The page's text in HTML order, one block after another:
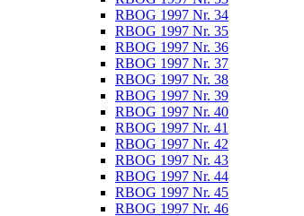
RBOG 1997 Nr. 34
RBOG 1997 Nr. 35
RBOG 1997 Nr. 36
RBOG 1997 Nr. 37
RBOG 1997 Nr. 38
RBOG 1997 Nr. 39
RBOG 1997 Nr. 40
RBOG 1997 Nr. 41
RBOG 1997 Nr. 42
RBOG 1997 Nr. 43
RBOG 1997 Nr. 44
RBOG 1997 Nr. 45
RBOG 1997 Nr. 46